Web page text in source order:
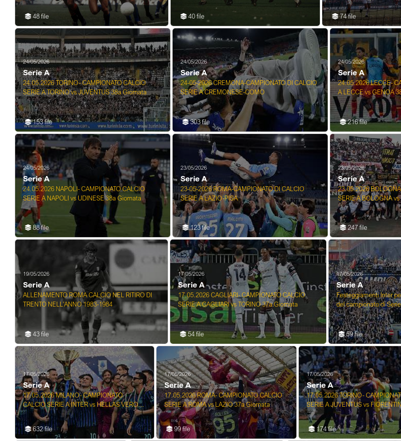
48 file 40 file 74 file
24/05/2026
Serie A
24.05.2026 TORINO- CAMPIONATO CALCIO
SERIE A TORINO vs JUVENTUS 38a Giornata
153 file
24/05/2026
Serie A
24-05-2026 CREMONA-CAMPIONATO DI CALCIO
SERIE A CREMONESE-COMO
303 file
24/05/2026
Serie A
24.05.2026 LECCE-
A LECCE vs GENOA
216 file
24/05/2026
Serie A
24.05.2026 NAPOLI- CAMPIONATO CALCIO
SERIE A NAPOLI vs UDINESE 38a Giornata
88 file
23/05/2026
Serie A
23-05-2026 ROMA-CAMPIONATO DI CALCIO
SERIE A LAZIO-PISA
123 file
23/05/2026
Serie A
23.05.2026
SERIE A BOLOGNA
247 file
19/05/2026
Serie A
ALLENAMENTO ROMA CALCIO NEL RITIRO DI
TRENTO NELL'ANNO 1983-1984
43 file
17/05/2026
Serie A
17.05.2026 CAGLIARI- CAMPIONATO CALCIO
SERIE A CAGLIARI vs TORINO 37a Giornata
54 file
17/05/2026
Serie A
Festeggiamenti Inter
del campionato di
...
59 file
17/05/2026
Serie A
17.05.2026 MILANO- CAMPIONATO
CALCIO SERIE A INTER vs HELLAS VERONA
37a Giornata
632 file
17/05/2026
Serie A
17.05.2026 ROMA- CAMPIONATO CALCIO
SERIE A ROMA vs LAZIO 37a Giornata
99 file
17/05/2026
Serie A
17.05.2026 TORINO-
SERIE A JUVENTUS vs
Giornata
174 file